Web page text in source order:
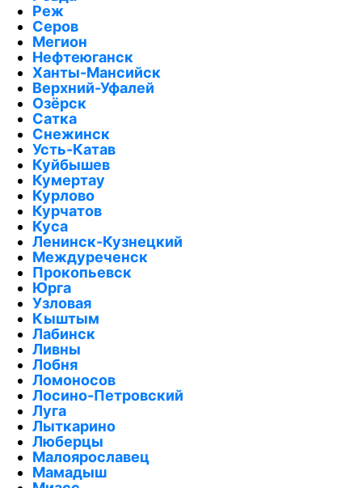
Реж
Серов
Мегион
Нефтеюганск
Ханты-Мансийск
Верхний-Уфалей
Озёрск
Сатка
Снежинск
Усть-Катав
Куйбышев
Кумертау
Курлово
Курчатов
Куса
Ленинск-Кузнецкий
Междуреченск
Прокопьевск
Юрга
Узловая
Кыштым
Лабинск
Ливны
Лобня
Ломоносов
Лосино-Петровский
Луга
Лыткарино
Люберцы
Малоярославец
Мамадыш